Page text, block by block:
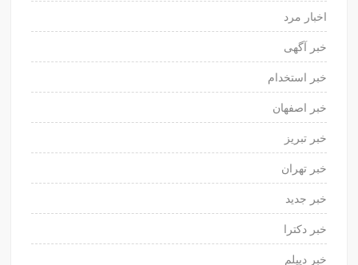
اخبار مرد
خبر آگهی
خبر استخدام
خبر اصفهان
خبر تبریز
خبر تهران
خبر جدید
خبر دکترا
خبر دیپلم